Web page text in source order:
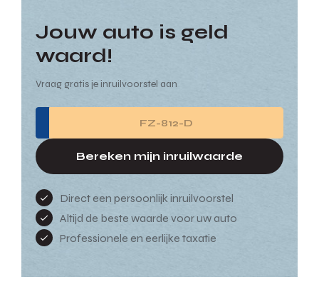
Jouw auto is geld
waard!
Vraag gratis je inruilvoorstel aan
Bereken mijn inruilwaarde
Direct een persoonlijk inruilvoorstel
Altijd de beste waarde voor uw auto
Professionele en eerlijke taxatie